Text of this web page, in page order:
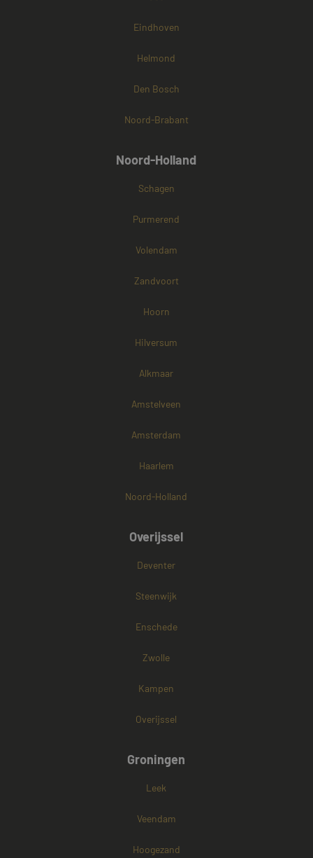
Eindhoven
Helmond
Den Bosch
Noord-Brabant
Noord-Holland
Schagen
Purmerend
Volendam
Zandvoort
Hoorn
Hilversum
Alkmaar
Amstelveen
Amsterdam
Haarlem
Noord-Holland
Overijssel
Deventer
Steenwijk
Enschede
Zwolle
Kampen
Overijssel
Groningen
Leek
Veendam
Hoogezand